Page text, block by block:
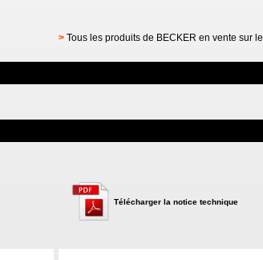
> Tous les produits de BECKER en vente sur
Télécharger la notice technique